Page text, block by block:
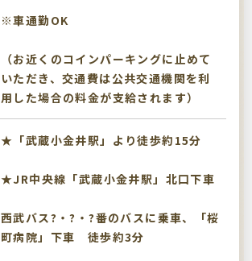
※車通勤OK
（お近くのコインパーキングに止めて
いただき、交通費は公共交通機関を利
用した場合の料金が支給されます）
★「武蔵小金井駅」より徒歩約15分
★JR中央線「武蔵小金井駅」北口下車
西武バス?・?・?番のバスに乗車、「桜
町病院」下車 徒歩約3分